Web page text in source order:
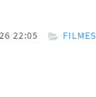
22:05 FILMES